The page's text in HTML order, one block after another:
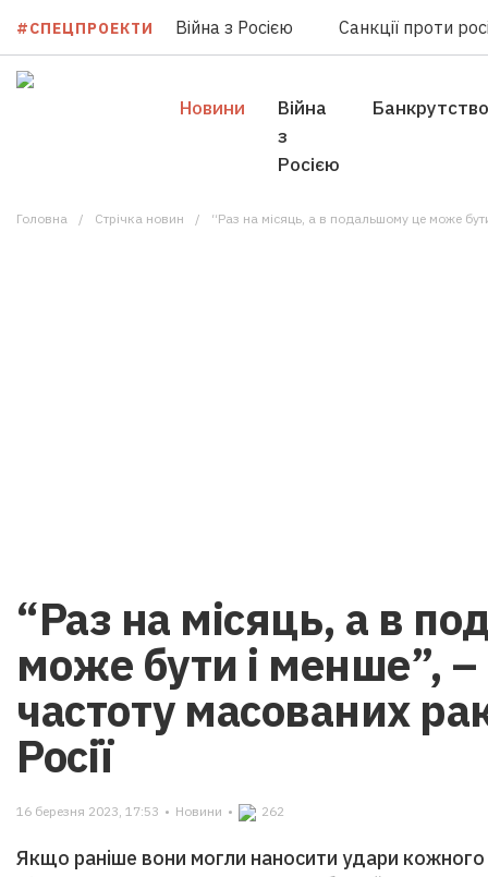
#СПЕЦПРОЕКТИ Війна з Росією Санкції проти
Новини
Війна
з
Росією
Банкрутство
Головна Стрічка новин “Раз на місяць, а в подальшому це може бути і
“Раз на місяць, а в
може бути і менше”,
частоту масованих
Росії
16 березня 2023, 17:53 • Новини • 262
Якщо раніше вони могли наносити удари